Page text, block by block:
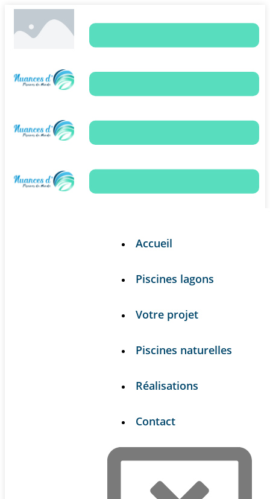
Accueil
Piscines lagons
Votre projet
Piscines naturelles
Réalisations
Contact